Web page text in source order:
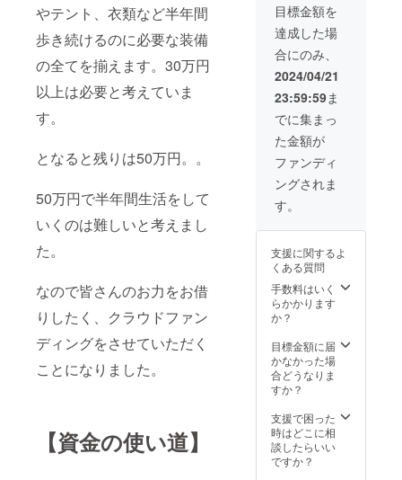
やテント、衣類など半年間
歩き続けるのに必要な装備
の全てを揃えます。30万円
以上は必要と考えていま
す。
となると残りは50万円。。
50万円で半年間生活をして
いくのは難しいと考えまし
た。
なので皆さんのお力をお借
りしたく、クラウドファン
ディングをさせていただく
ことになりました。
【資金の使い道】
目標金額を
達成した場
合にのみ、
2024/04/21
23:59:59ま
でに集まっ
た金額が
ファンディ
ングされま
す。
支援に関するよ
くある質問
手数料はいく
らかかります
か？
目標金額に届
かなかった場
合どうなりま
すか？
支援で困った
時はどこに相
談したらいい
ですか？